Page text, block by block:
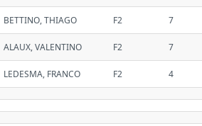
BETTINO, THIAGO F2 7
ALAUX, VALENTINO F2 7
LEDESMA, FRANCO F2 4